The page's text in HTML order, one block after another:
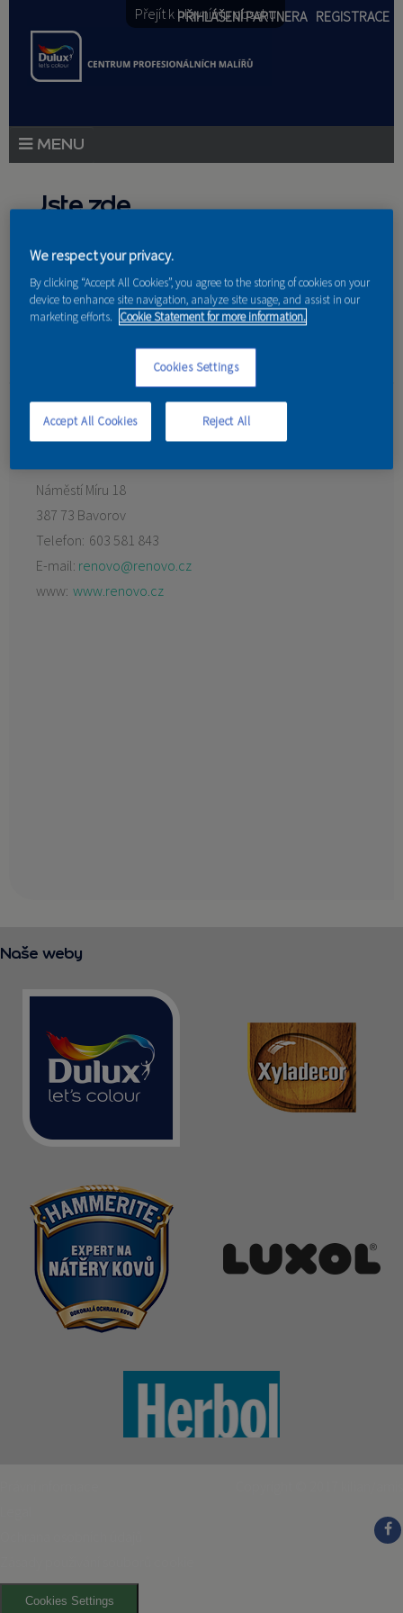
Přejít k hlavnímu obsahu
PŘIHLÁŠENÍ PARTNERA REGISTRACE
PORADENSTVÍ
AKCE A NOVINKY
KONTAKT
Jste zde
Domů»Partneri
RENOVO Petr Poslední
Náměstí Míru 18
387 73 Bavorov
Telefon: 603 581 843
E-mail: renovo@renovo.cz
www: www.renovo.cz
Naše weby
Cookies Settings
We respect your privacy.
By clicking “Accept All Cookies”, you agree to the storing of cookies on your
device to enhance site navigation, analyze site usage, and assist in our
marketing efforts. Cookie Statement for more information.
Cookies Settings
Reject All
Accept All Cookies